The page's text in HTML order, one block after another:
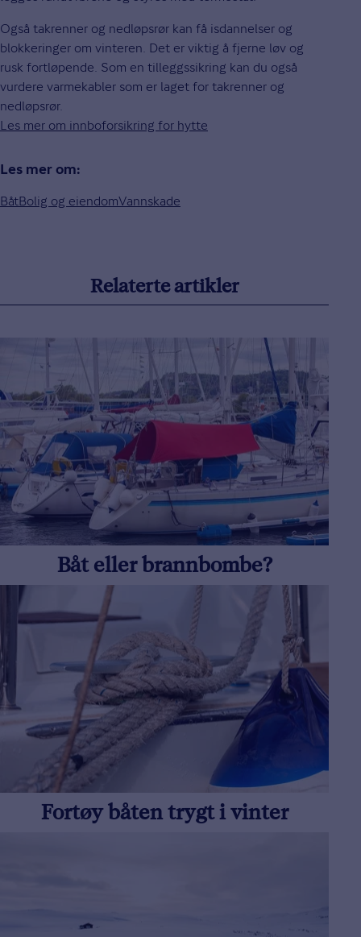
Også takrenner og nedløpsrør kan få isdannelser og
blokkeringer om vinteren. Det er viktig å fjerne løv og
rusk fortløpende. Som en tilleggssikring kan du også
vurdere varmekabler som er laget for takrenner og
nedløpsrør.
Les mer om innboforsikring for hytte
Les mer om:
BåtBolig og eiendomVannskade
Relaterte artikler
Båt eller brannbombe?
Fortøy båten trygt i vinter